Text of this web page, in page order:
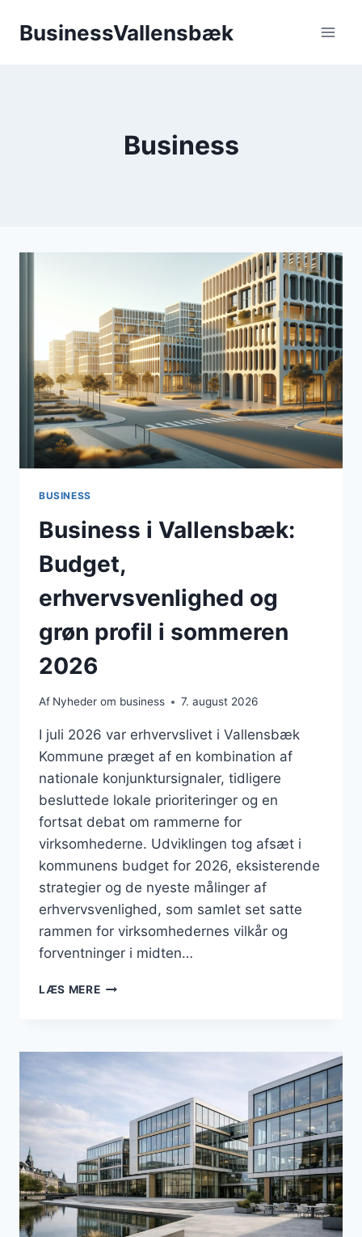
BusinessVallensbæk
Business
BUSINESS
Business i Vallensbæk:
Budget,
erhvervsvenlighed og
grøn profil i sommeren
2026
Af Nyheder om business 7. august 2026
I juli 2026 var erhvervslivet i Vallensbæk
Kommune præget af en kombination af
nationale konjunktursignaler, tidligere
besluttede lokale prioriteringer og en
fortsat debat om rammerne for
virksomhederne. Udviklingen tog afsæt i
kommunens budget for 2026, eksisterende
strategier og de nyeste målinger af
erhvervsvenlighed, som samlet set satte
rammen for virksomhedernes vilkår og
forventninger i midten…
LÆS MEREBUSINESS
ERHVERVSVENLIGHED
OG
I
SOMMEREN
2026